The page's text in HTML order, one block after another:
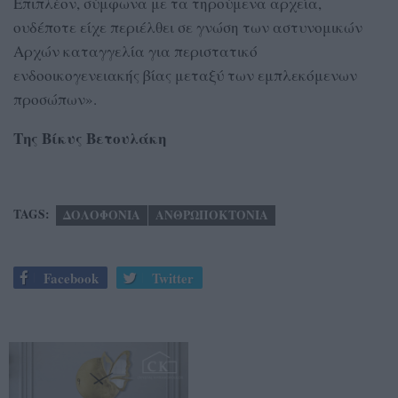
ουδέποτε είχε περιέλθει σε γνώση των αστυνομικών
Αρχών καταγγελία για περιστατικό
ενδοοικογενειακής βίας μεταξύ των εμπλεκόμενων
προσώπων».
Της Βίκυς Βετουλάκη
TAGS: ΔΟΛΟΦΟΝΙΑ ΑΝΘΡΩΠΟΚΤΟΝΙΑ
Facebook Twitter